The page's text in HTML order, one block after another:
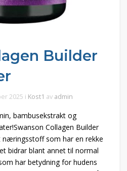
Builder
2025 i Kost1 av admin
bambusekstrakt og
Collagen Builder
næringsstoff som har en rekke
bidrar blant annet til normal
har betydning for hudens